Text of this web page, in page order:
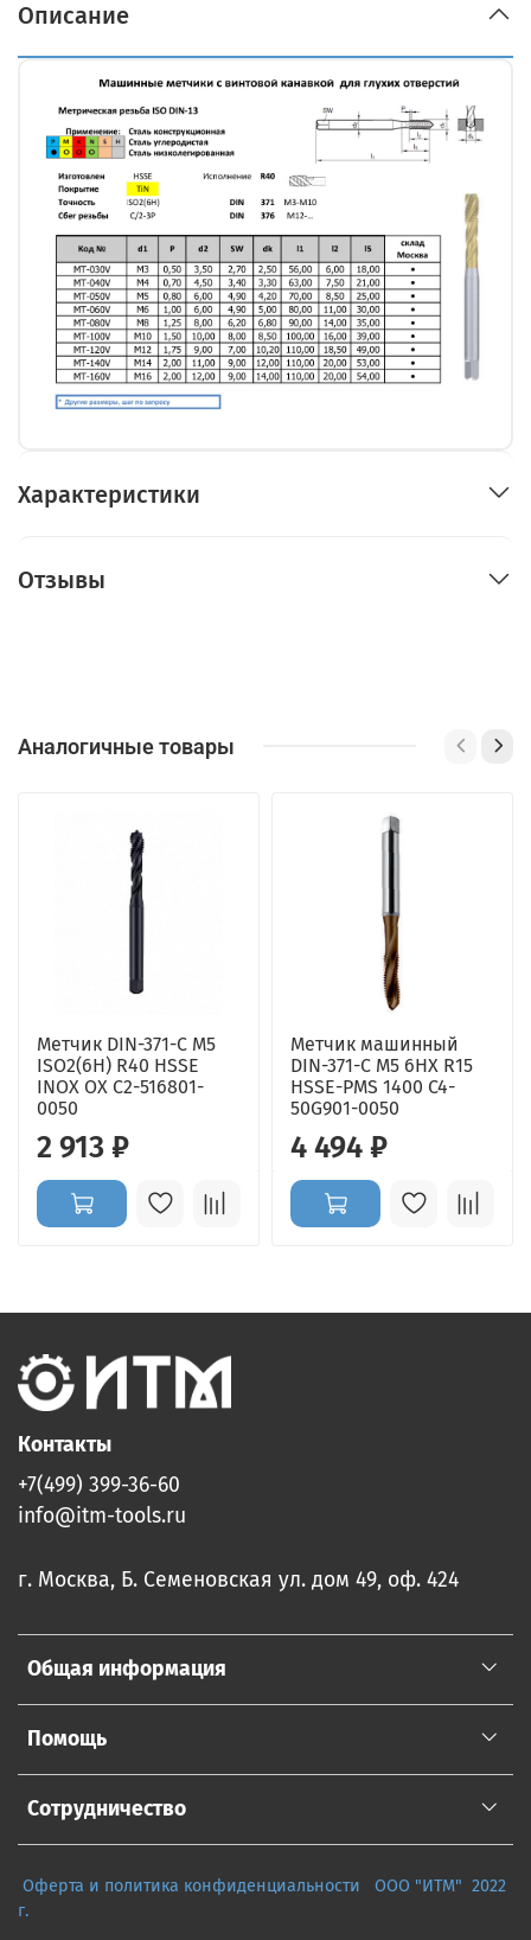
Описание
Характеристики
Отзывы
Аналогичные товары
Метчик DIN-371-C M5
ISO2(6H) R40 HSSE
INOX OX C2-516801-
0050
2 913 ₽
Метчик машинный
DIN-371-C M5 6HX R15
HSSE-PMS 1400 C4-
50G901-0050
4 494 ₽
Общая информация
Помощь
Сотрудничество
Контакты
+7(499) 399-36-60
info@itm-tools.ru
г. Москва, Б. Семеновская ул. дом 49, оф. 424
Оферта и политика конфиденциальности
ООО "ИТМ" 2022
г.